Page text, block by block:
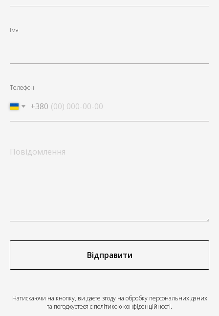
Імя
Телефон
+380
Відправити
Натискаючи на кнопку, ви даєте згоду на обробку персональних даних
та погоджуєтеся c політикою конфіденційності.